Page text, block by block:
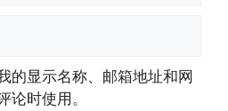
的显示名称、邮箱地址和网
论时使用。